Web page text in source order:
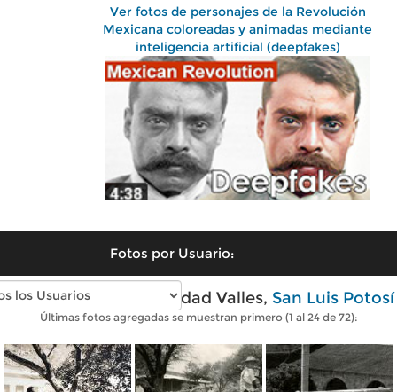
Ver fotos de personajes de la Revolución
Mexicana coloreadas y animadas mediante
inteligencia artificial (deepfakes)
Fotos por Usuario:
Fotos antiguas de Ciudad Valles, San Luis Potosí
Últimas fotos agregadas se muestran primero (1 al 24 de 72):